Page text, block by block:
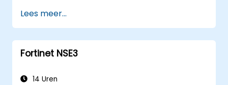
beveiligingsfuncties toepassen.
Geavanceerde beveiligingsmaatregelen
zoals IPS, antivirusbescherming,
webfiltering en dreigingsbeheer
Netwerkactiviteiten monitoren, logs
Lees meer...
Fortinet NSE3
14 Uren